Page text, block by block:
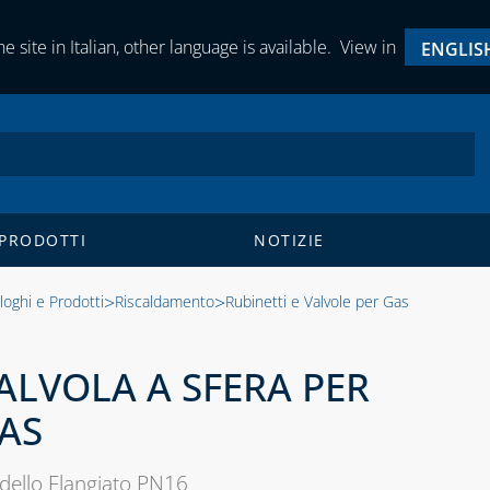
site in Italian, other language is available. View in
NOTIZIE
e Prodotti>Riscaldamento>Rubinetti e Valvole per Gas
A SFERA PER
Flangiato PN16